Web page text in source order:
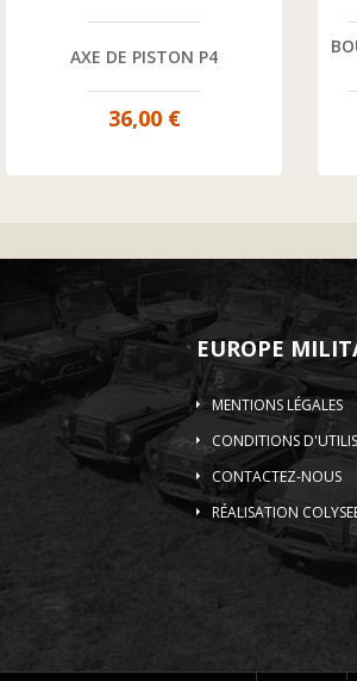
AXE DE PISTON P4
36,00 €
EUROPE
MENTIONS LÉGALES
CONDITIONS
CONTACTEZ-NOUS
RÉALISATION